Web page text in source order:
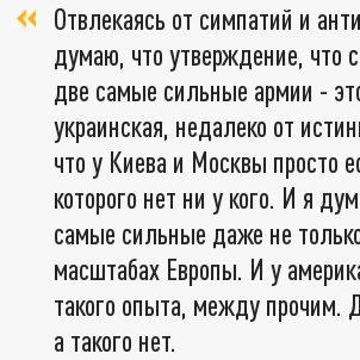
Отвлекаясь от симпатий и
думаю, что утверждение, что
две самые сильные армии -
украинская, недалеко от
что у Киева и Москвы просто
которого нет ни у кого. И я
самые сильные даже не
масштабах Европы. И у
такого опыта, между прочим.
а такого нет.